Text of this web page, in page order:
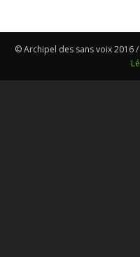
© Archipel des sans voix 2016